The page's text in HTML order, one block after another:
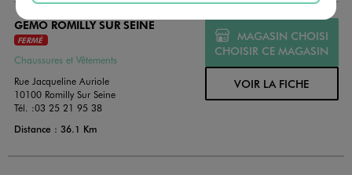
GEMO ROMILLY SUR SEINE
FERMÉ
Chaussures et Vêtements
Rue Jacqueline Auriole
10100 Romilly Sur Seine
Tél. :03 25 21 95 38
Distance : 36.1 Km
MAGASIN CHOISI
CHOISIR CE MAGASIN
VOIR LA FICHE